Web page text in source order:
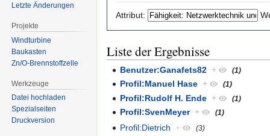
Attribut:
Liste der Ergebnisse
Benutzer:Ganafets82 + (1)
Profil:Manuel Hase + (1)
Profil:Rudolf H. Ende + (1)
Profil:SvenMeyer + (1)
Profil:Dietrich + (3)
Letzte Änderungen
Projekte
Windturbine
Baukasten
Zn/O-Brennstoffzelle
Werkzeuge
Datei hochladen
Spezialseiten
Druckversion